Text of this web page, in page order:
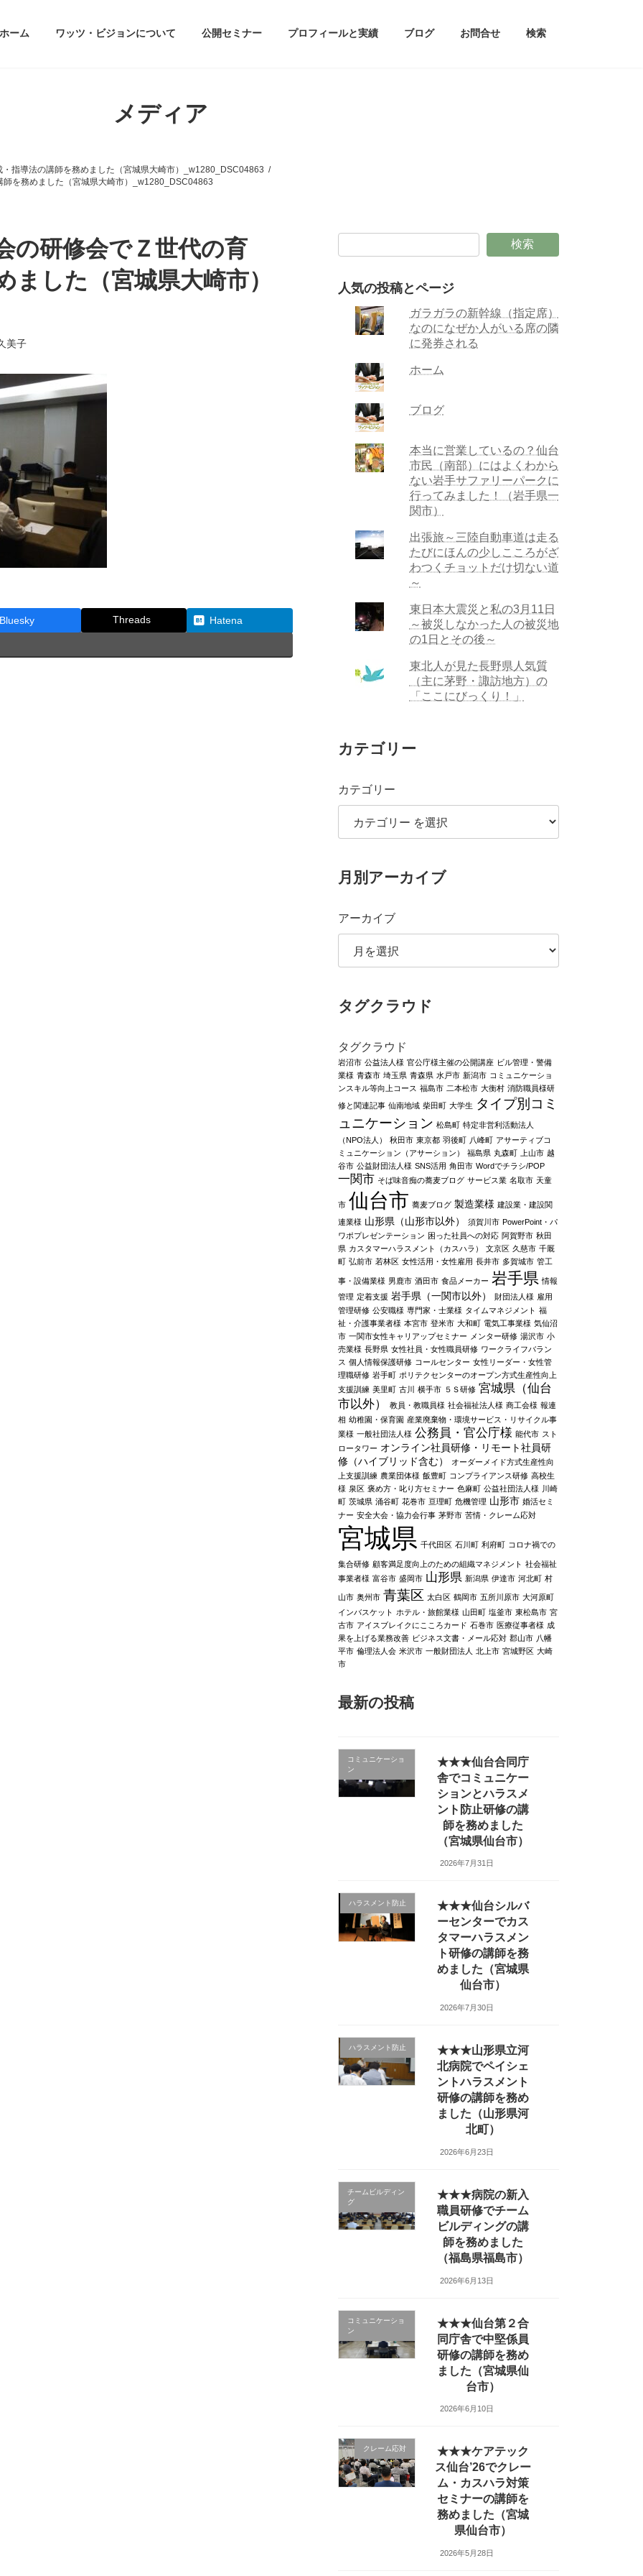
ホーム ワッツ・ビジョンについて 公開セミナー プロフィールと実績 ブログ お問合せ 検索
メディア
指導法の講師を務めました（宮城県大崎市）_w1280_DSC04863
を務めました（宮城県大崎市）_w1280_DSC04863
の研修会でＺ世代の育
ました（宮城県大崎市）
美子
Threads Hatena
検索
人気の投稿とページ
ガラガラの新幹線（指定席）
なのになぜか人がいる席の隣
に発券される
ホーム
ブログ
本当に営業しているの？仙台
市民（南部）にはよくわから
ない岩手サファリーパークに
行ってみました！（岩手県一
関市）
出張旅～三陸自動車道は走る
たびにほんの少しこころがざ
わつくチョットだけ切ない道
～
東日本大震災と私の3月11日
～被災しなかった人の被災地
の1日とその後～
東北人が見た長野県人気質
（主に茅野・諏訪地方）の
「ここにびっくり！」
カテゴリー
カテゴリー
月別アーカイブ
アーカイブ
タグクラウド
タグクラウド
岩沼市 公益法人様 官公庁様主催の公開講座 ビル管理・警備
業様 青森市 埼玉県 青森県 水戸市 新潟市 コミュニケーショ
ンスキル等向上コース 福島市 二本松市 大衡村 消防職員様研
修と関連記事 仙南地域 柴田町 大学生 タイプ別コミ
ュニケーション 松島町 特定非営利活動法人
（NPO法人）
秋田市 東京都 羽後町 八峰町 アサーティブコ
ミュニケーション（アサーション）
福島県 丸森町 上山市 越
谷市 公益財団法人様 SNS活用 角田市 Wordでチラシ/POP
一関市 そば味音痴の蕎麦ブログ サービス業 名取市 天童
市 仙台市 蕎麦ブログ 製造業様 建設業・建設関
連業様 山形県（山形市以外） 須賀川市 PowerPoint・パ
ワポプレゼンテーション 困った社員への対応 阿賀野市 秋田
県 カスタマーハラスメント（カスハラ） 文京区 久慈市 千厩
町 弘前市 若林区 女性活用・女性雇用 長井市 多賀城市 管工
事・設備業様 男鹿市 酒田市 食品メーカー 岩手県 情報
管理 定着支援 岩手県（一関市以外） 財団法人様 雇用
管理研修 公安職様 専門家・士業様 タイムマネジメント 福
祉・介護事業者様 本宮市 登米市 大和町 電気工事業様 気仙沼
市 一関市女性キャリアップセミナー メンター研修 湯沢市 小
売業様 長野県 女性社員・女性職員研修 ワークライフバラン
ス 個人情報保護研修 コールセンター 女性リーダー・女性管
理職研修 岩手町 ポリテクセンターのオープン方式生産性向上
支援訓練 美里町 古川 横手市 ５Ｓ研修 宮城県（仙台
市以外）
教員・教職員様 社会福祉法人様 商工会様 報連
相 幼稚園・保育園 産業廃棄物・環境サービス・リサイクル事
業様 一般社団法人様 公務員・官公庁様 能代市 スト
ロータワー オンライン社員研修・リモート社員研
修（ハイブリッド含む）
オーダーメイド方式生産性向
上支援訓練 農業団体様 飯豊町 コンプライアンス研修 高校生
様 泉区 褒め方・叱り方セミナー 色麻町 公益社団法人様 川崎
町 茨城県 涌谷町 花巻市 亘理町 危機管理 山形市 婚活セミ
ナー 安全大会・協力会行事 茅野市 苦情・クレーム応対
宮城県 千代田区 石川町 利府町 コロナ禍での
集合研修 顧客満足度向上のための組織マネジメント 社会福祉
事業者様 富谷市 盛岡市 山形県 新潟県 伊達市 河北町 村
山市 奥州市 青葉区 太白区 鶴岡市 五所川原市 大河原町
インバスケット ホテル・旅館業様 山田町 塩釜市 東松島市 宮
古市 アイスブレイクにこころカード 石巻市 医療従事者様 成
果を上げる業務改善 ビジネス文書・メール応対 郡山市 八幡
平市 倫理法人会 米沢市 一般財団法人 北上市 宮城野区 大崎
市
最新の投稿
コミュニケーショ
ン
★★★仙台合同庁
舎でコミュニケー
ションとハラスメ
ント防止研修の講
師を務めました
（宮城県仙台市）
2026年7月31日
ハラスメント防止
★★★仙台シルバ
ーセンターでカス
タマーハラスメン
ト研修の講師を務
めました（宮城県
仙台市）
2026年7月30日
ハラスメント防止
★★★山形県立河
北病院でペイシェ
ントハラスメント
研修の講師を務め
ました（山形県河
北町）
2026年6月23日
チームビルディン
グ
★★★病院の新入
職員研修でチーム
ビルディングの講
師を務めました
（福島県福島市）
2026年6月13日
コミュニケーショ
ン
★★★仙台第２合
同庁舎で中堅係員
研修の講師を務め
ました（宮城県仙
台市）
2026年6月10日
クレーム応対
★★★ケアテック
ス仙台’26でクレー
ム・カスハラ対策
セミナーの講師を
務めました（宮城
県仙台市）
2026年5月28日